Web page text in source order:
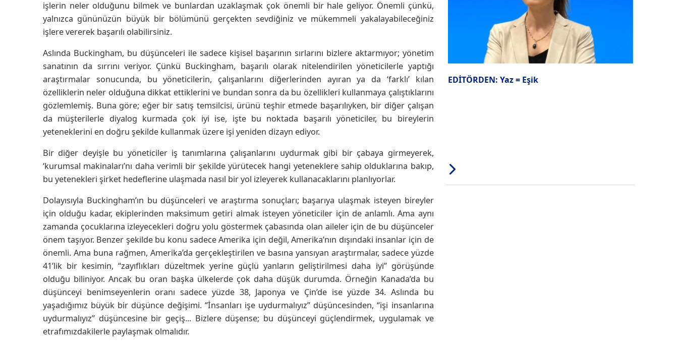
işlerin neler olduğunu bilmek ve bunlardan uzaklaşmak çok önemli bir hale geliyor. Önemli çünkü,
yalnızca gününüzün büyük bir bölümünü gerçekten sevdiğiniz ve mükemmeli yakalayabileceğiniz
işlere vererek başarılı olabilirsiniz.
Aslında Buckingham, bu düşünceleri ile sadece kişisel başarının sırlarını bizlere aktarmıyor; yönetim
sanatının da sırrını veriyor. Çünkü Buckingham, başarılı olarak nitelendirilen yöneticilerle yaptığı
araştırmalar sonucunda, bu yöneticilerin, çalışanlarını diğerlerinden ayıran ya da ‘farklı’ kılan
özelliklerin neler olduğuna dikkat ettiklerini ve bundan sonra da bu özellikleri kullanmaya çalıştıklarını
gözlemlemiş. Buna göre; eğer bir satış temsilcisi, ürünü teşhir etmede başarılıyken, bir diğer çalışan
da müşterilerle diyalog kurmada çok iyi ise, işte bu noktada başarılı yöneticiler, bu bireylerin
yeteneklerini en doğru şekilde kullanmak üzere işi yeniden dizayn ediyor.
Bir diğer deyişle bu yöneticiler iş tanımlarına çalışanlarını uydurmak gibi bir çabaya girmeyerek,
‘kurumsal makinaları’nı daha verimli bir şekilde yürütecek hangi yeteneklere sahip olduklarına bakıp,
bu yetenekleri şirket hedeflerine ulaşmada nasıl bir yol izleyerek kullanacaklarını planlıyorlar.
Dolayısıyla Buckingham’ın bu düşünceleri ve araştırma sonuçları; başarıya ulaşmak isteyen bireyler
için olduğu kadar, ekiplerinden maksimum getiri almak isteyen yöneticiler için de anlamlı. Ama aynı
zamanda çocuklarına izleyecekleri doğru yolu göstermek çabasında olan aileler için de bu düşünceler
önem taşıyor. Benzer şekilde bu konu sadece Amerika için değil, Amerika’nın dışındaki insanlar için de
önemli. Ama buna rağmen, Amerika’da gerçekleştirilen ve basına yansıyan araştırmalar, sadece yüzde
41’lik bir kesimin, “zayıflıkları düzeltmek yerine güçlü yanların geliştirilmesi daha iyi” görüşünde
olduğu biliniyor. Ancak bu oran başka ülkelerde çok daha düşük durumda. Örneğin Kanada’da bu
düşünceyi benimseyenlerin oranı sadece yüzde 38, Japonya ve Çin’de ise yüzde 34. Aslında bu
yaşadığımız büyük bir düşünce değişimi. “İnsanları işe uydurmalıyız” düşüncesinden, “işi insanlarına
uydurmalıyız” düşüncesine bir geçiş... Bizlere düşense; bu düşünceyi güçlendirmek, uygulamak ve
etrafımızdakilerle paylaşmak olmalıdır.
EDİTÖRDEN: Yaz = Eşik